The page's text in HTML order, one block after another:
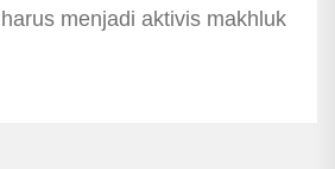
menjadi aktivis makhluk